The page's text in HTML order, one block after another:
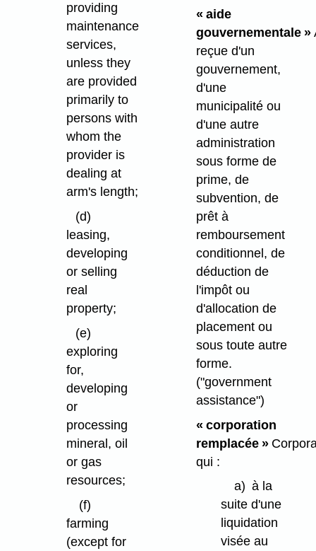
providing
maintenance
services,
unless they
are provided
primarily to
persons with
whom the
provider is
dealing at
arm's length;
(d)
leasing,
developing
or selling
real
property;
(e)
exploring
for,
developing
or
processing
mineral, oil
or gas
resources;
(f)
farming
(except for
« aide
gouvernementale »
reçue d'un
gouvernement,
d'une
municipalité ou
d'une autre
administration
sous forme de
prime, de
subvention, de
prêt à
remboursement
conditionnel, de
déduction de
l'impôt ou
d'allocation de
placement ou
sous toute autre
forme.
("government
assistance")
« corporation
remplacée »
qui :
a) à la
suite d'une
liquidation
visée au